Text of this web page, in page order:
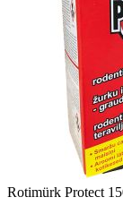
Rotimürk Protect